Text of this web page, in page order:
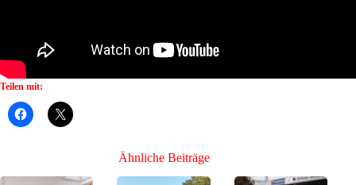
Teilen mit:
Ähnliche Beiträge